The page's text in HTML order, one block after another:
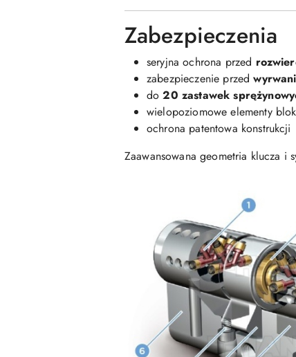
Zabezpieczenia
seryjna ochrona przed
zabezpieczenie przed
do20 zastawek
wielopoziomowe elementy
ochrona patentowa konstrukcji
Zaawansowana geometria klucza i